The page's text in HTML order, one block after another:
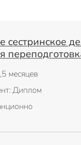
сестринское
месяцев
Диплом